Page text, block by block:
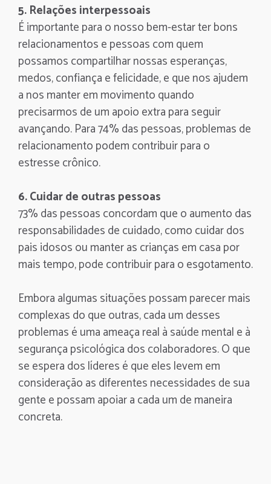
5. Relações interpessoais
É importante para o nosso bem-estar ter bons
relacionamentos e pessoas com quem
possamos compartilhar nossas esperanças,
medos, confiança e felicidade, e que nos ajudem
a nos manter em movimento quando
precisarmos de um apoio extra para seguir
avançando. Para 74% das pessoas, problemas de
relacionamento podem contribuir para o
estresse crônico.
6. Cuidar de outras pessoas
73% das pessoas concordam que o aumento das
responsabilidades de cuidado, como cuidar dos
pais idosos ou manter as crianças em casa por
mais tempo, pode contribuir para o esgotamento.
Embora algumas situações possam parecer mais
complexas do que outras, cada um desses
problemas é uma ameaça real à saúde mental e à
segurança psicológica dos colaboradores. O que
se espera dos líderes é que eles levem em
consideração as diferentes necessidades de sua
gente e possam apoiar a cada um de maneira
concreta.